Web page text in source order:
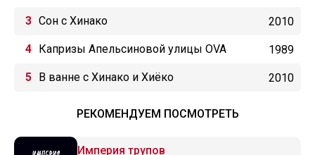
Сон с Хинако 2010
Капризы Апельсиновой улицы OVA 1989
В ванне с Хинако и Хиёко 2010
РЕКОМЕНДУЕМ ПОСМОТРЕТЬ
Империя трупов